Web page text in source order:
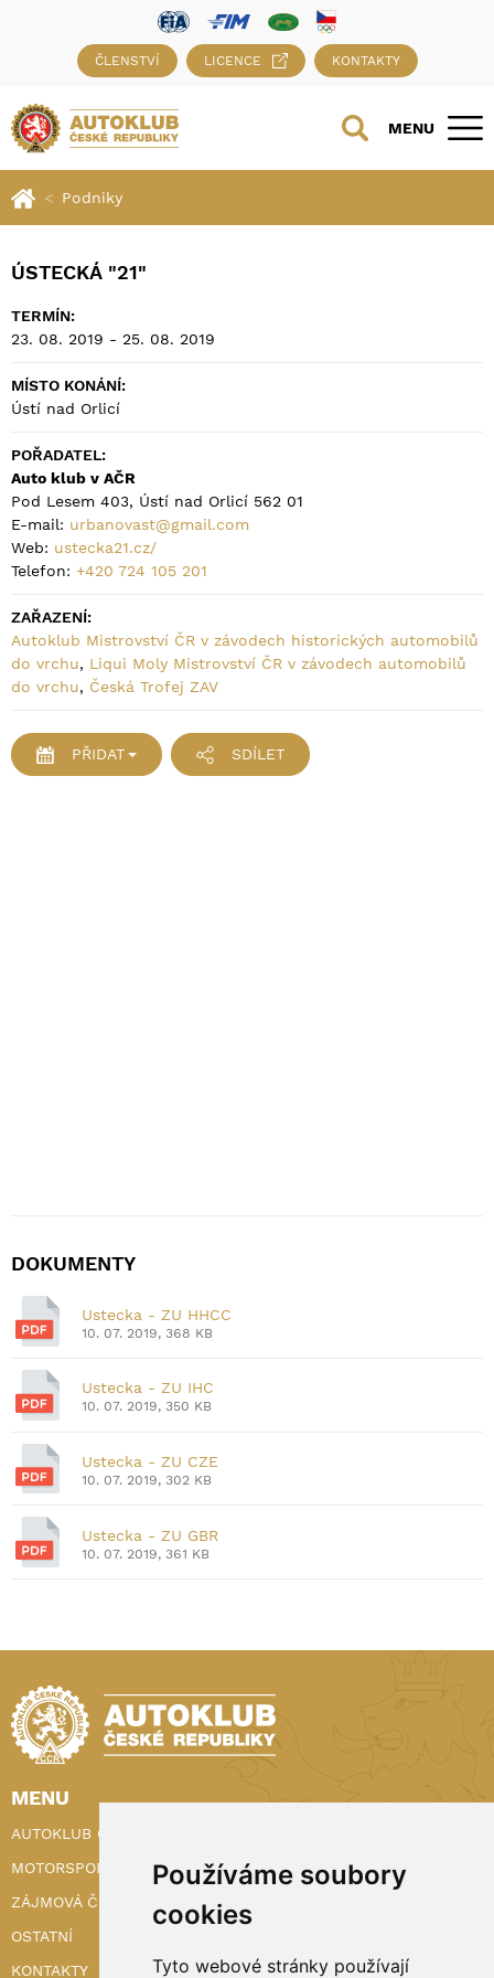
Používáme soubory
cookies
Tyto webové stránky používají
ČLENSTVÍ LICENCE KONTAKTY
MENU
Podniky
ÚSTECKÁ "21"
TERMÍN:
23. 08. 2019 - 25. 08. 2019
MÍSTO KONÁNÍ:
Ústí nad Orlicí
POŘADATEL:
Auto klub v AČR
Pod Lesem 403, Ústí nad Orlicí 562 01
E-mail: urbanovast@gmail.com
Web: ustecka21.cz/
Telefon: +420 724 105 201
ZAŘAZENÍ:
Autoklub Mistrovství ČR v závodech historických automobilů
do vrchu, Liqui Moly Mistrovství ČR v závodech automobilů
do vrchu, Česká Trofej ZAV
PŘIDAT SDÍLET
DOKUMENTY
Ustecka - ZU HHCC
10. 07. 2019, 368 KB
Ustecka - ZU IHC
10. 07. 2019, 350 KB
Ustecka - ZU CZE
10. 07. 2019, 302 KB
Ustecka - ZU GBR
10. 07. 2019, 361 KB
MENU
AUTOKLUB ČR
MOTORSPORT
ZÁJMOVÁ ČINNOST
OSTATNÍ
KONTAKTY